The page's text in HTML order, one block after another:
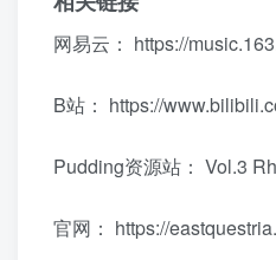
网易云： https://
B站： https://
Pudding资源站： Vol.3
官网： https://